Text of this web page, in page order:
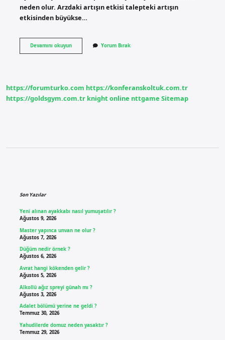
neden olur. Arzdaki artışın etkisi talepteki artışın
etkisinden büyükse…
Devamını okuyunArzda
Bulunmak
Yorum Bırak
https://forumturko.com https://konferanskoltuk.com.tr
https://goldsgym.com.tr knight online nttgame Sitemap
Son Yazılar
Yeni alınan ayakkabı nasıl yumuşatılır ?
Ağustos 9, 2026
Master yapınca unvan ne olur ?
Ağustos 7, 2026
Düğüm nedir örnek ?
Ağustos 6, 2026
Avrat hangi kökenden gelir ?
Ağustos 5, 2026
Alkollü ağız spreyi günah mı ?
Ağustos 3, 2026
Adalet bölümü yerine ne geldi ?
Temmuz 30, 2026
Yahudilerde domuz neden yasaktır ?
Temmuz 29, 2026